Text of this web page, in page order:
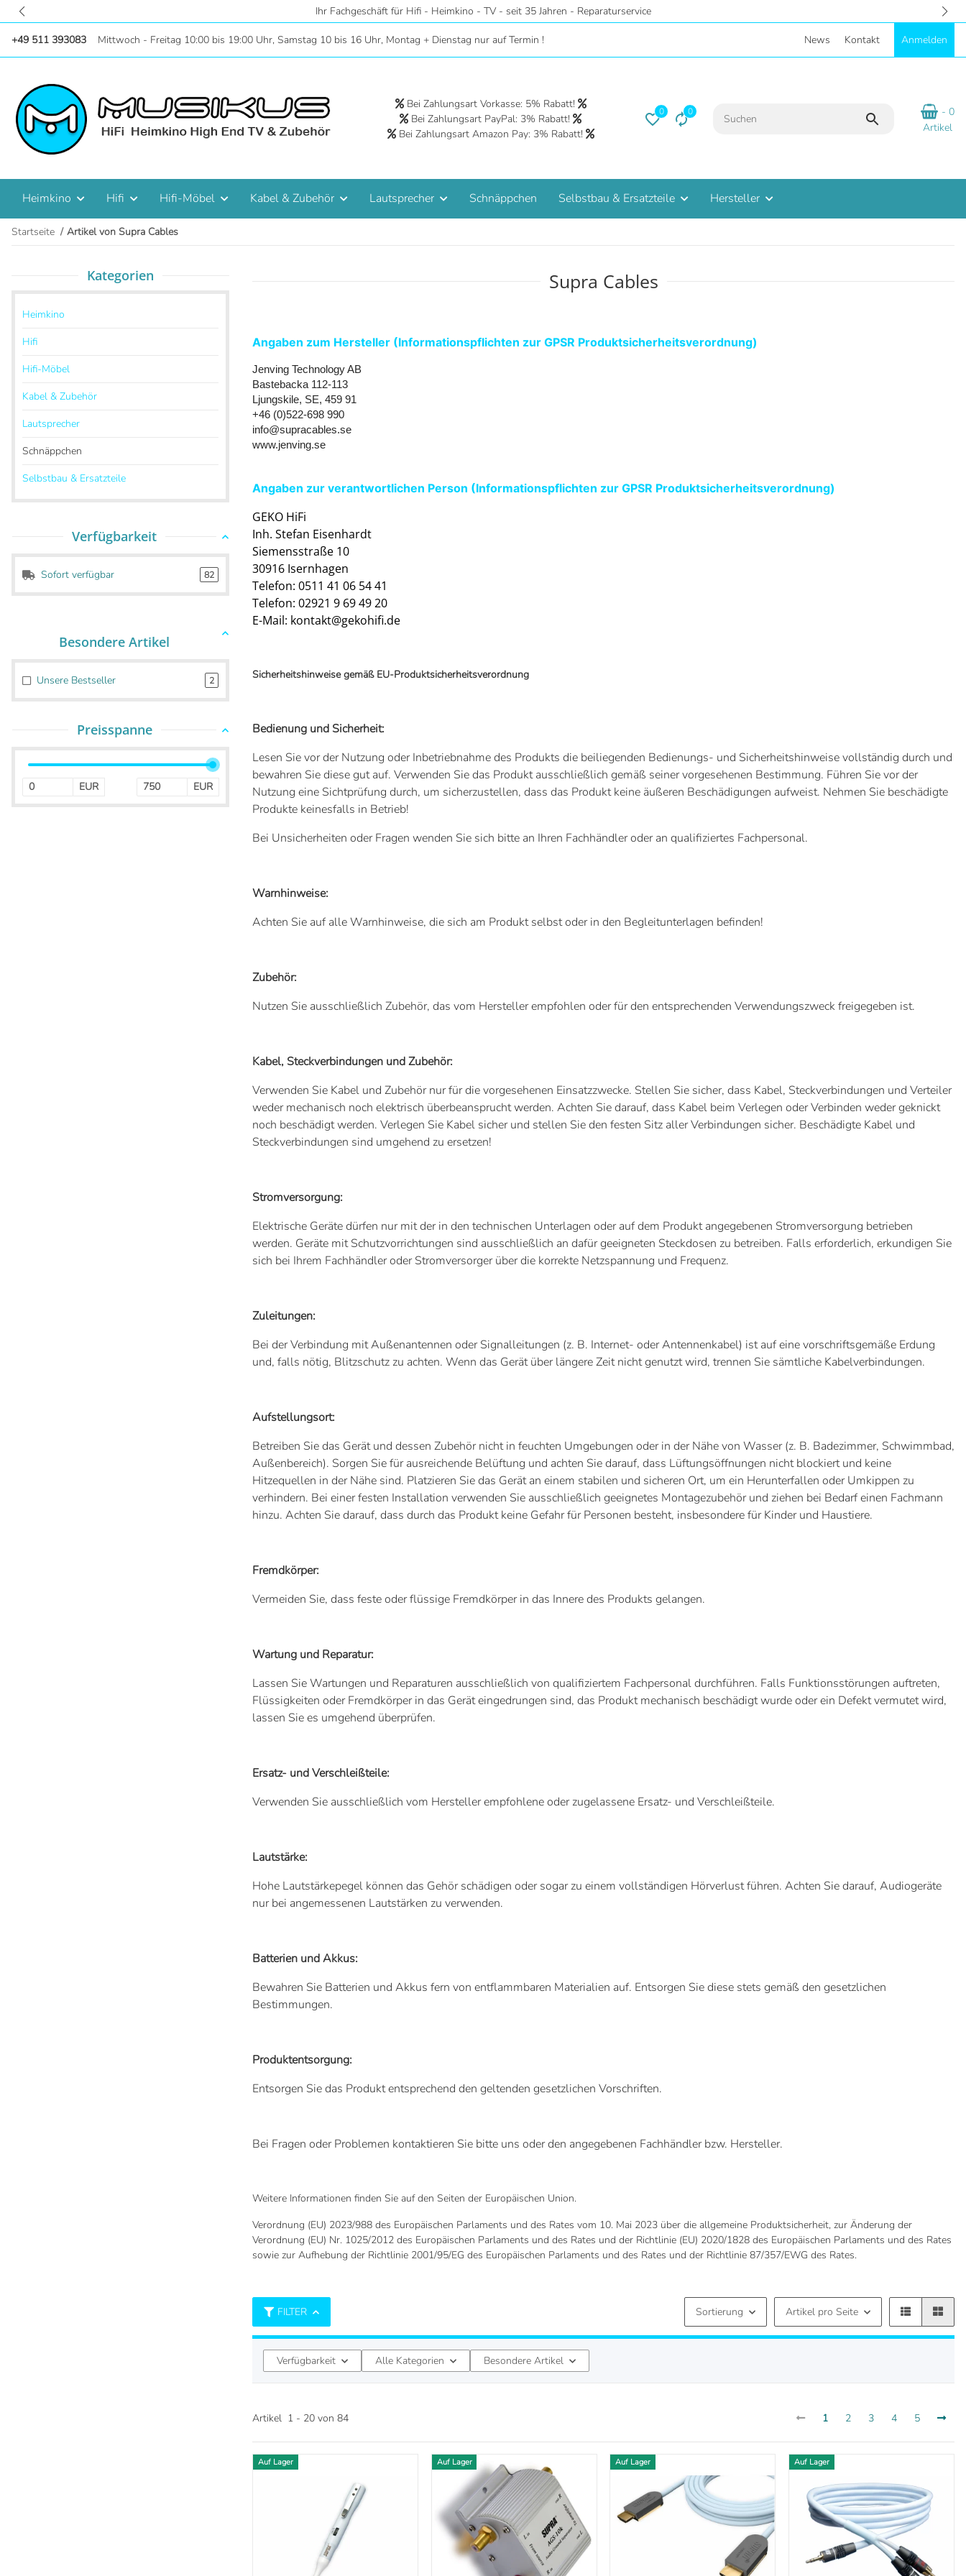
Zentral in Hannover - Riesige Auswahl auf 2 Etagen - Hörstudios in Wohnraumatmosphäre - Eigene Parkplätze
+49 511 393083 Mittwoch - Freitag 10:00 bis 19:00 Uhr, Samstag 10 bis 16 Uhr, Montag + Dienstag nur auf Termin ! News Kontakt Anmelden
Bei Zahlungsart Vorkasse: 5% Rabatt!
Bei Zahlungsart PayPal: 3% Rabatt!
Bei Zahlungsart Amazon Pay: 3% Rabatt!
0 0
- 0
Artikel
Heimkino Hifi Hifi-Möbel Kabel & Zubehör Lautsprecher Schnäppchen Selbstbau & Ersatzteile Hersteller
Startseite Artikel von Supra Cables
Supra Cables
Angaben zum Hersteller (Informationspflichten zur GPSR Produktsicherheitsverordnung)
Jenving Technology AB
Bastebacka 112-113
Ljungskile, SE, 459 91
+46 (0)522-698 990
info@supracables.se
www.jenving.se
Angaben zur verantwortlichen Person (Informationspflichten zur GPSR Produktsicherheitsverordnung)
GEKO HiFi
Inh. Stefan Eisenhardt
Siemensstraße 10
30916 Isernhagen
Telefon: 0511 41 06 54 41
Telefon: 02921 9 69 49 20
E-Mail: kontakt@gekohifi.de
Sicherheitshinweise gemäß EU-Produktsicherheitsverordnung
Bedienung und Sicherheit:
Lesen Sie vor der Nutzung oder Inbetriebnahme des Produkts die beiliegenden Bedienungs- und Sicherheitshinweise vollständig durch und
bewahren Sie diese gut auf. Verwenden Sie das Produkt ausschließlich gemäß seiner vorgesehenen Bestimmung. Führen Sie vor der
Nutzung eine Sichtprüfung durch, um sicherzustellen, dass das Produkt keine äußeren Beschädigungen aufweist. Nehmen Sie beschädigte
Produkte keinesfalls in Betrieb!
Bei Unsicherheiten oder Fragen wenden Sie sich bitte an Ihren Fachhändler oder an qualifiziertes Fachpersonal.
Warnhinweise:
Achten Sie auf alle Warnhinweise, die sich am Produkt selbst oder in den Begleitunterlagen befinden!
Zubehör:
Nutzen Sie ausschließlich Zubehör, das vom Hersteller empfohlen oder für den entsprechenden Verwendungszweck freigegeben ist.
Kabel, Steckverbindungen und Zubehör:
Verwenden Sie Kabel und Zubehör nur für die vorgesehenen Einsatzzwecke. Stellen Sie sicher, dass Kabel, Steckverbindungen und Verteiler
weder mechanisch noch elektrisch überbeansprucht werden. Achten Sie darauf, dass Kabel beim Verlegen oder Verbinden weder geknickt
noch beschädigt werden. Verlegen Sie Kabel sicher und stellen Sie den festen Sitz aller Verbindungen sicher. Beschädigte Kabel und
Steckverbindungen sind umgehend zu ersetzen!
Stromversorgung:
Elektrische Geräte dürfen nur mit der in den technischen Unterlagen oder auf dem Produkt angegebenen Stromversorgung betrieben
werden. Geräte mit Schutzvorrichtungen sind ausschließlich an dafür geeigneten Steckdosen zu betreiben. Falls erforderlich, erkundigen Sie
sich bei Ihrem Fachhändler oder Stromversorger über die korrekte Netzspannung und Frequenz.
Zuleitungen:
Bei der Verbindung mit Außenantennen oder Signalleitungen (z. B. Internet- oder Antennenkabel) ist auf eine vorschriftsgemäße Erdung
und, falls nötig, Blitzschutz zu achten. Wenn das Gerät über längere Zeit nicht genutzt wird, trennen Sie sämtliche Kabelverbindungen.
Aufstellungsort:
Betreiben Sie das Gerät und dessen Zubehör nicht in feuchten Umgebungen oder in der Nähe von Wasser (z. B. Badezimmer, Schwimmbad,
Außenbereich). Sorgen Sie für ausreichende Belüftung und achten Sie darauf, dass Lüftungsöffnungen nicht blockiert und keine
Hitzequellen in der Nähe sind. Platzieren Sie das Gerät an einem stabilen und sicheren Ort, um ein Herunterfallen oder Umkippen zu
verhindern. Bei einer festen Installation verwenden Sie ausschließlich geeignetes Montagezubehör und ziehen bei Bedarf einen Fachmann
hinzu. Achten Sie darauf, dass durch das Produkt keine Gefahr für Personen besteht, insbesondere für Kinder und Haustiere.
Fremdkörper:
Vermeiden Sie, dass feste oder flüssige Fremdkörper in das Innere des Produkts gelangen.
Wartung und Reparatur:
Lassen Sie Wartungen und Reparaturen ausschließlich von qualifiziertem Fachpersonal durchführen. Falls Funktionsstörungen auftreten,
Flüssigkeiten oder Fremdkörper in das Gerät eingedrungen sind, das Produkt mechanisch beschädigt wurde oder ein Defekt vermutet wird,
lassen Sie es umgehend überprüfen.
Ersatz- und Verschleißteile:
Verwenden Sie ausschließlich vom Hersteller empfohlene oder zugelassene Ersatz- und Verschleißteile.
Lautstärke:
Hohe Lautstärkepegel können das Gehör schädigen oder sogar zu einem vollständigen Hörverlust führen. Achten Sie darauf, Audiogeräte
nur bei angemessenen Lautstärken zu verwenden.
Batterien und Akkus:
Bewahren Sie Batterien und Akkus fern von entflammbaren Materialien auf. Entsorgen Sie diese stets gemäß den gesetzlichen
Bestimmungen.
Produktentsorgung:
Entsorgen Sie das Produkt entsprechend den geltenden gesetzlichen Vorschriften.
Bei Fragen oder Problemen kontaktieren Sie bitte uns oder den angegebenen Fachhändler bzw. Hersteller.
Weitere Informationen finden Sie auf den Seiten der Europäischen Union.
Verordnung (EU) 2023/988 des Europäischen Parlaments und des Rates vom 10. Mai 2023 über die allgemeine Produktsicherheit, zur Änderung der
Verordnung (EU) Nr. 1025/2012 des Europäischen Parlaments und des Rates und der Richtlinie (EU) 2020/1828 des Europäischen Parlaments und des Rates
sowie zur Aufhebung der Richtlinie 2001/95/EG des Europäischen Parlaments und des Rates und der Richtlinie 87/357/EWG des Rates.
FILTER Sortierung Artikel pro Seite
Verfügbarkeit Alle Kategorien Besondere Artikel
Artikel 21-40von84 1 2 3 4 5
Auf Lager Auf Lager Auf Lager Auf Lager
Kategorien
Heimkino
Hifi
Hifi-Möbel
Kabel & Zubehör
Lautsprecher
Schnäppchen
Selbstbau & Ersatzteile
Verfügbarkeit
Sofort verfügbar 82
Unsere Bestseller 2
Preisspanne
EUR EUR